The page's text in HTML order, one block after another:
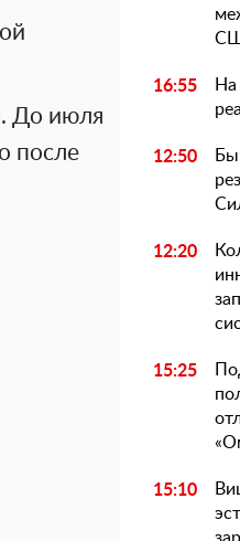
До июля
после
16:55
12:50
12:20
15:25
15:10